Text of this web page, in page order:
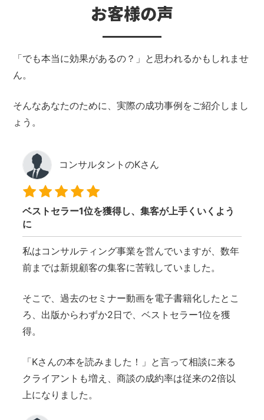
お客様の声
「でも本当に効果があるの？」と思われるかもしれませ
ん。
そんなあなたのために、実際の成功事例をご紹介しまし
ょう。
コンサルタントのKさん
ベストセラー1位を獲得し、集客が上手くいくよう
に
私はコンサルティング事業を営んでいますが、数年
前までは新規顧客の集客に苦戦していました。
そこで、過去のセミナー動画を電子書籍化したとこ
ろ、出版からわずか2日で、ベストセラー1位を獲
得。
「Kさんの本を読みました！」と言って相談に来る
クライアントも増え、商談の成約率は従来の2倍以
上になりました。